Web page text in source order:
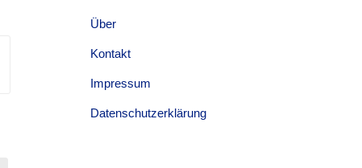
Über
Kontakt
Impressum
Datenschutzerklärung